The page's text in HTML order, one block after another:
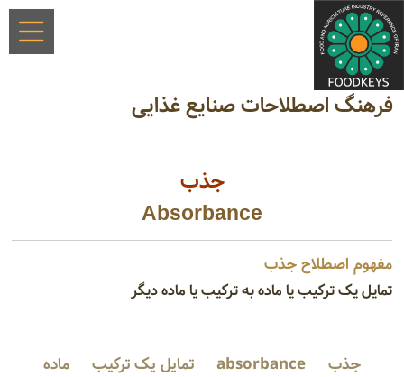
فرهنگ اصطلاحات صنایع غذایی
جذب
Absorbance
مفهوم اصطلاح جذب
تمایل یک ترکیب یا ماده به ترکیب یا ماده دیگر
جذب absorbance تمایل یک ترکیب
ماده